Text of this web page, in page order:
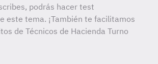
podrás hacer test
este tema. ¡También te facilitamos
de Técnicos de Hacienda Turno